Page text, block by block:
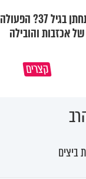
מה הסיכוי להתחתן בגיל 37? הפעולה
אכזבות והובילה
קצרים
ביצים